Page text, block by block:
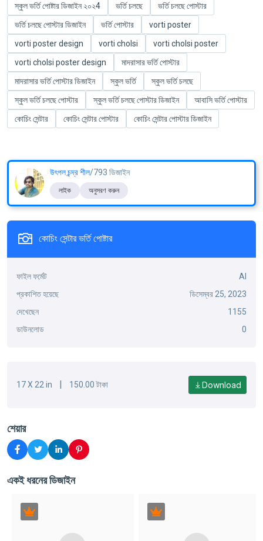
স্কুল ভর্তি পোষ্টার ডিজাইন ২০২4
ভর্তি চলছে
ভর্তি চলছে পোস্টার
ভর্তি চলছে পোস্টার ডিজাইন
ভর্তি পোস্টার
vorti poster
vorti poster design
vorti cholsi
vorti cholsi poster
vorti cholsi poster design
মাদরাসার ভর্তি পোস্টার
মাদরাসার ভর্তি পোস্টার ডিজাইন
স্কুল ভর্তি
স্কুল ভর্তি চলছে
স্কুল ভর্তি চলছে পোস্টার
স্কুল ভর্তি চলছে পোস্টার ডিজাইন
আবাসি ভর্তি পোস্টার
কোচিং সেন্টার
কোচিং সেন্টার পোস্টার কোচিং সেন্টার পোস্টার ডিজাইন
উৎপল চন্দ্র শীল/793 ডিজাইন
লাইক অনুসরণ করুন
কোচিং সেন্টার ভর্তি পোষ্টার
ফাইল ফর্মেট
AI
প্রকাশিত হয়েছে
ডিসেম্বর 25, 2023
দেখেছেন
1155
ডাউনলোড
0
17 X 22 in 150.00 টাকা Download
শেয়ার
একই ধরনের ডিজাইন